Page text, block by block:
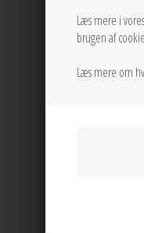
Læs mere i vores
brugen af
Læs mere om